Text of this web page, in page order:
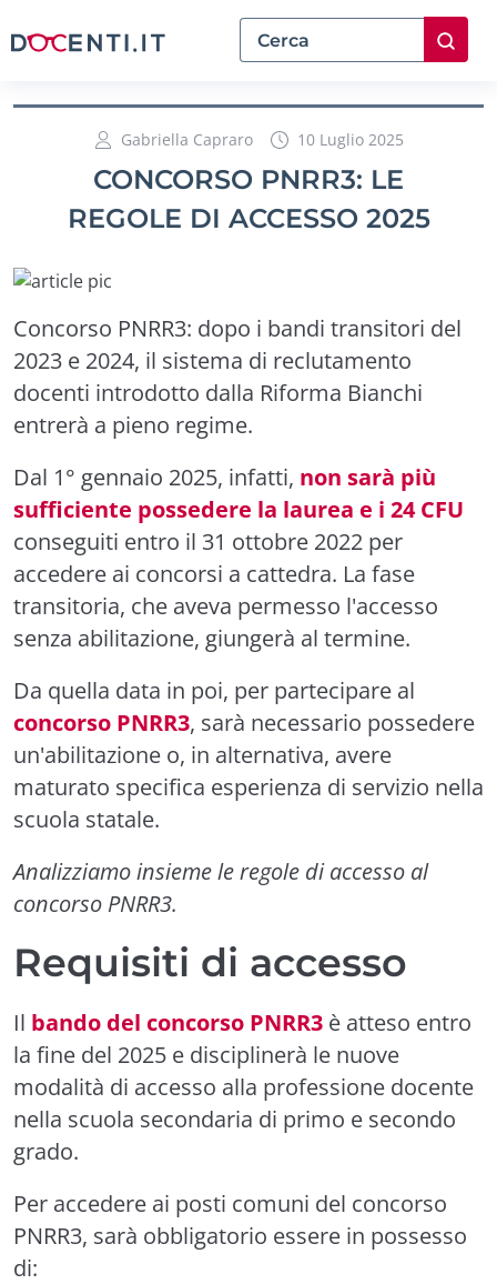
Gabriella Capraro 10 Luglio 2025
CONCORSO PNRR3: LE
REGOLE DI ACCESSO 2025
Concorso PNRR3: dopo i bandi transitori del
2023 e 2024, il sistema di reclutamento
docenti introdotto dalla Riforma Bianchi
entrerà a pieno regime.
Dal 1° gennaio 2025, infatti, non sarà più
sufficiente possedere la laurea e i 24 CFU
conseguiti entro il 31 ottobre 2022 per
accedere ai concorsi a cattedra. La fase
transitoria, che aveva permesso l'accesso
senza abilitazione, giungerà al termine.
Da quella data in poi, per partecipare al
concorso PNRR3, sarà necessario possedere
un'abilitazione o, in alternativa, avere
maturato specifica esperienza di servizio nella
scuola statale.
Analizziamo insieme le regole di accesso al
concorso PNRR3.
Requisiti di accesso
Il bando del concorso PNRR3 è atteso entro
la fine del 2025 e disciplinerà le nuove
modalità di accesso alla professione docente
nella scuola secondaria di primo e secondo
grado.
Per accedere ai posti comuni del concorso
PNRR3, sarà obbligatorio essere in possesso
di: